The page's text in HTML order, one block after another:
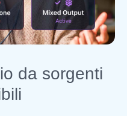
da sorgenti